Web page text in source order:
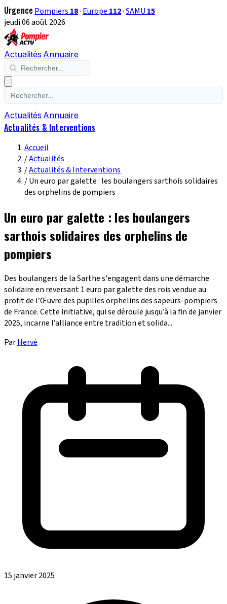
Urgence Pompiers 18· Europe 112·SAMU 15
jeudi 06 août 2026
Actualités Annuaire
Actualités Annuaire
Actualités & Interventions
Accueil
/Actualités
/Actualités & Interventions
/Un euro par galette : les boulangers sarthois solidaires
des orphelins de pompiers
Un euro par galette : les boulangers
sarthois solidaires des orphelins de
pompiers
Des boulangers de la Sarthe s'engagent dans une démarche
solidaire en reversant 1 euro par galette des rois vendue au
profit de l’Œuvre des pupilles orphelins des sapeurs-pompiers
de France. Cette initiative, qui se déroule jusqu’à la fin de janvier
2025, incarne l’alliance entre tradition et solida...
ParHervé
15 janvier 2025